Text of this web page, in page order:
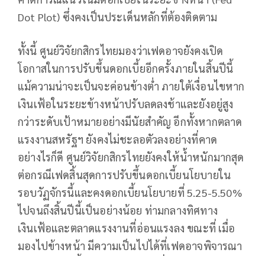
Dot Plot) ซึ่งคงเป็นประเด็นหลักที่ต้องติดตาม
ทั้งนี้ ศูนย์วิจัยกสิกรไทยมองว่าเฟดอาจยังคงเปิด
โอกาสในการปรับขึ้นดอกเบี้ยอีกครั้งภายในสิ้นปีนี้
แม้ความน่าจะเป็นจะค่อนข้างต่ำ ภายใต้เงื่อนไขหาก
เงินเฟ้อในระยะข้างหน้าปรับลดลงช้าและยังอยู่สูง
กว่าระดับเป้าหมายอย่างมีนัยสำคัญ อีกทั้งหากตลาด
แรงงานสหรัฐฯ ยังคงไม่ชะลอตัวลงอย่างที่คาด
อย่างไรก็ดี ศูนย์วิจัยกสิกรไทยยังคงให้น้ำหนักมากสุด
ต่อกรณีเฟดสิ้นสุดการปรับขึ้นดอกเบี้ยนโยบายใน
รอบวัฏจักรนี้และคงดอกเบี้ยนโยบายที่ 5.25-5.50%
ไปจนถึงสิ้นปีนี้เป็นอย่างน้อย ท่ามกลางทิศทาง
เงินเฟ้อและตลาดแรงงานที่อ่อนแรงลง ขณะที่ เมื่อ
มองไปข้างหน้า มีความเป็นไปได้ที่เฟดอาจพิจารณา